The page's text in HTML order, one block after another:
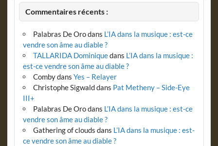
Commentaires récents :
Palabras De Orodans L’IA dans la musique : est-ce
vendre son âme au diable ?
TALLARIDA Dominiquedans L’IA dans la musique :
est-ce vendre son âme au diable ?
Combydans Yes – Relayer
Christophe Sigwalddans Pat Metheny – Side-Eye
III+
Palabras De Orodans L’IA dans la musique : est-ce
vendre son âme au diable ?
Gathering of clouds dans L’IA dans la musique : est-
ce vendre son âme au diable ?